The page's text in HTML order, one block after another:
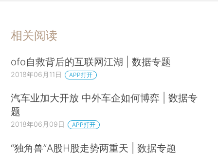
相关阅读
ofo自救背后的互联网江湖 | 数据专题
2018年06月11日 APP打开
汽车业加大开放 中外车企如何博弈 | 数据专
题
2018年06月09日 APP打开
“独角兽”A股H股走势两重天 | 数据专题